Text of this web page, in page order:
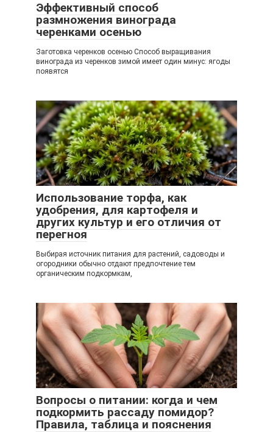
Эффективный способ
размножения винограда
черенками осенью
Заготовка черенков осенью Способ выращивания
винограда из черенков зимой имеет один минус: ягоды
появятся
Использование торфа, как
удобрения, для картофеля и
других культур и его отличия от
перегноя
Выбирая источник питания для растений, садоводы и
огородники обычно отдают предпочтение тем
органическим подкормкам,
Вопросы о питании: когда и чем
подкормить рассаду помидор?
Правила, таблица и пояснения